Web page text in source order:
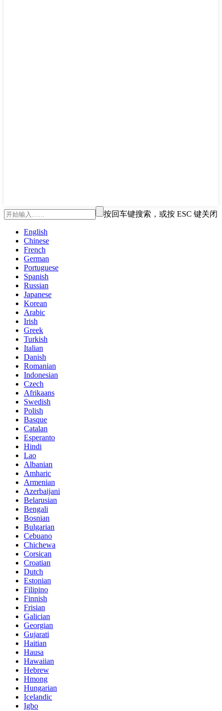
按回车键搜索，或按 ESC 键关闭
English
Chinese
French
German
Portuguese
Spanish
Russian
Japanese
Korean
Arabic
Irish
Greek
Turkish
Italian
Danish
Romanian
Indonesian
Czech
Afrikaans
Swedish
Polish
Basque
Catalan
Esperanto
Hindi
Lao
Albanian
Amharic
Armenian
Azerbaijani
Belarusian
Bengali
Bosnian
Bulgarian
Cebuano
Chichewa
Corsican
Croatian
Dutch
Estonian
Filipino
Finnish
Frisian
Galician
Georgian
Gujarati
Haitian
Hausa
Hawaiian
Hebrew
Hmong
Hungarian
Icelandic
Igbo